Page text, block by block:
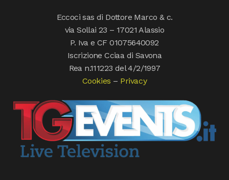
Eccoci sas di Dottore Marco & c.
via Sollai 23 – 17021 Alassio
P. Iva e CF 01075640092
Iscrizione Cciaa di Savona
Rea n.111223 del 4/2/1997
Cookies – Privacy